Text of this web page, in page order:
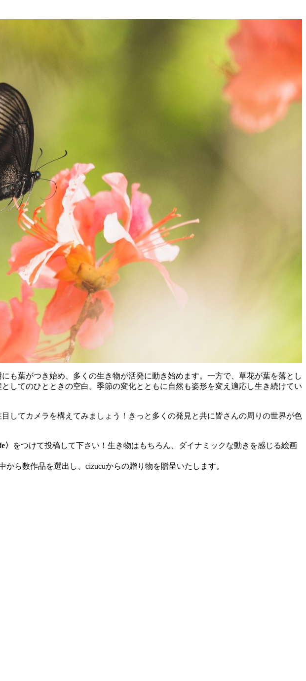
も葉がつき始め、多くの生き物が活発に動き始めます。一方で、草花が葉を落とし
してのひとときの空白。季節の変化とともに自然も姿形を変え適応し生き続けてい
してカメラを構えてみましょう！きっと多くの発見と共に皆さんの周りの世界が色
〉
をつけて投稿して下さい！生き物はもちろん、ダイナミックな動きを感じる絵画
ら数作品を選出し、cizucuからの贈り物を贈呈いたします。